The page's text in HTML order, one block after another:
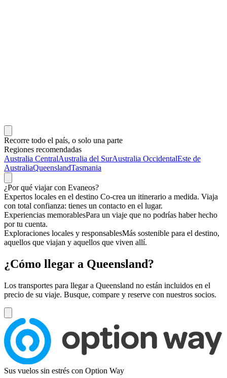
Recorre todo el país, o solo una parte
Regiones recomendadas
Australia CentralAustralia del SurAustralia OccidentalEste de
AustraliaQueenslandTasmania
¿Por qué viajarcon Evaneos?
Expertos locales en el destino Co-crea un itinerario a medida. Viaja
con total confianza: tienes un contacto en el lugar.
Experiencias memorablesPara un viaje que no podrías haber hecho
por tu cuenta.
Exploraciones locales y responsablesMás sostenible para el destino,
aquellos que viajan y aquellos que viven allí.
¿Cómo llegar a Queensland?
Los transportes para llegar a Queensland no están incluidos en el
precio de su viaje. Busque, compare y reserve con nuestros socios.
Sus vuelos sin estrés con Option Way